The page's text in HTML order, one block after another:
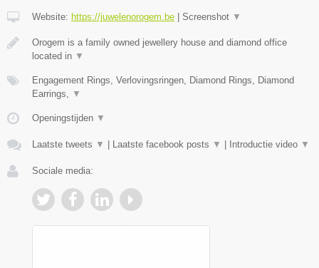
Website: https://juwelenorogem.be Screenshot ▼
Orogem is a family owned jewellery house and diamond office
located in ▼
Engagement Rings, Verlovingsringen, Diamond Rings, Diamond
Earrings, ▼
Openingstijden ▼
Laatste tweets ▼ Laatste facebook posts ▼ Introductie video ▼
Sociale media: